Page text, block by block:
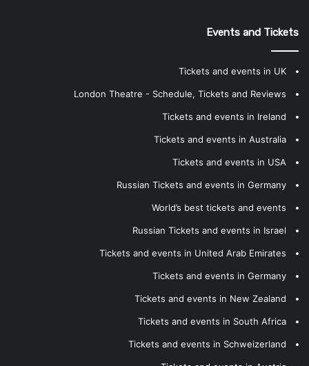
Events and Tickets
Tickets and events in UK
London Theatre - Schedule, Tickets and Reviews
Tickets and events in Ireland
Tickets and events in Australia
Tickets and events in USA
Russian Tickets and events in Germany
World’s best tickets and events
Russian Tickets and events in Israel
Tickets and events in United Arab Emirates
Tickets and events in Germany
Tickets and events in New Zealand
Tickets and events in South Africa
Tickets and events in Schweizerland